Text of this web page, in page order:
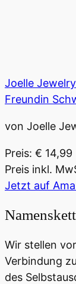
Joelle
Freundin
von Joelle
Preis: € 14,99
Preis inkl.
Jetzt auf
Wir stellen
Verbindung
des